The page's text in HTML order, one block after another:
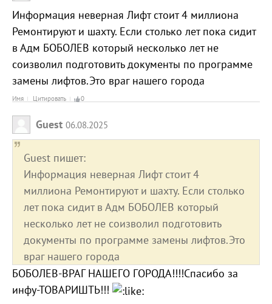
Информация неверная Лифт стоит 4 миллиона
Ремонтируют и шахту. Если столько лет пока сидит
в Адм БОБОЛЕВ который несколько лет не
соизволил подготовить документы по программе
замены лифтов.Это враг нашего города
Имя Цитировать 0
Guest 06.08.2025
Guest пишет:
Информация неверная Лифт стоит 4
миллиона Ремонтируют и шахту. Если столько
лет пока сидит в Адм БОБОЛЕВ который
несколько лет не соизволил подготовить
документы по программе замены лифтов.Это
враг нашего города
БОБОЛЕВ-ВРАГ НАШЕГО ГОРОДА!!!!Спасибо за
инфу-ТОВАРИШТЬ!!!